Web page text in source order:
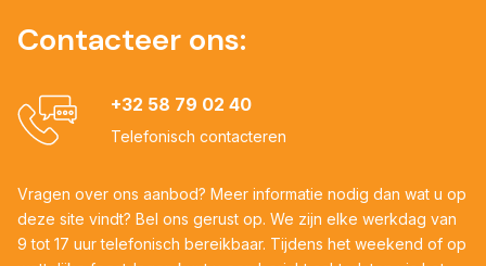
Contacteer ons:
+32 58 79 02 40
Telefonisch contacteren
Vragen over ons aanbod? Meer informatie nodig dan wat u op
deze site vindt? Bel ons gerust op. We zijn elke werkdag van
9 tot 17 uur telefonisch bereikbaar. Tijdens het weekend of op